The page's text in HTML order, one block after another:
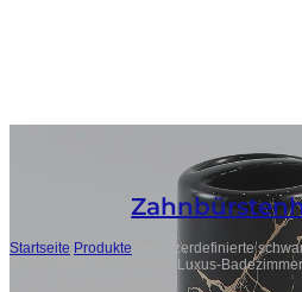
Startseite Produkte
Benutzerdefinierte
Becherhalter, keramische Luxus-